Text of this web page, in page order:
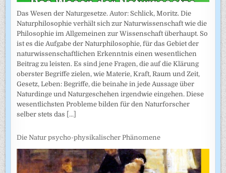
Das Wesen der Naturgesetze. Autor: Schlick, Moritz. Die
Naturphilosophie verhält sich zur Naturwissenschaft wie die
Philosophie im Allgemeinen zur Wissenschaft überhaupt. So
ist es die Aufgabe der Naturphilosophie, für das Gebiet der
naturwissenschaftlichen Erkenntnis einen wesentlichen
Beitrag zu leisten. Es sind jene Fragen, die auf die Klärung
oberster Begriffe zielen, wie Materie, Kraft, Raum und Zeit,
Gesetz, Leben: Begriffe, die beinahe in jede Aussage über
Naturdinge und Naturgeschehen irgendwie eingehen. Diese
wesentlichsten Probleme bilden für den Naturforscher
selber stets das [...]
Die Natur psycho-physikalischer Phänomene